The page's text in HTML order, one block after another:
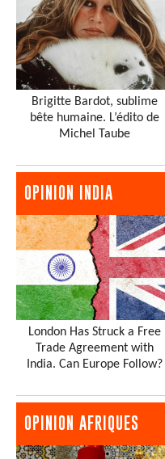
Brigitte Bardot, sublime
bête humaine. L’édito de
Michel Taube
OPINION INDIA
London Has Struck a Free
Trade Agreement with
India. Can Europe Follow?
OPINION AFRIQUES